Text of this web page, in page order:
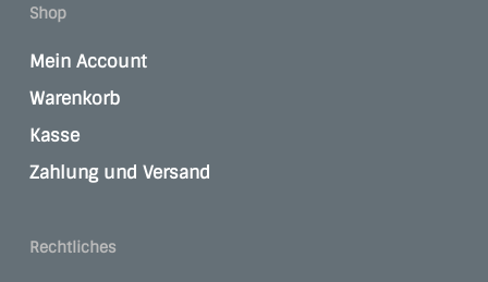
Shop
Mein Account
Warenkorb
Kasse
Zahlung und Versand
Rechtliches